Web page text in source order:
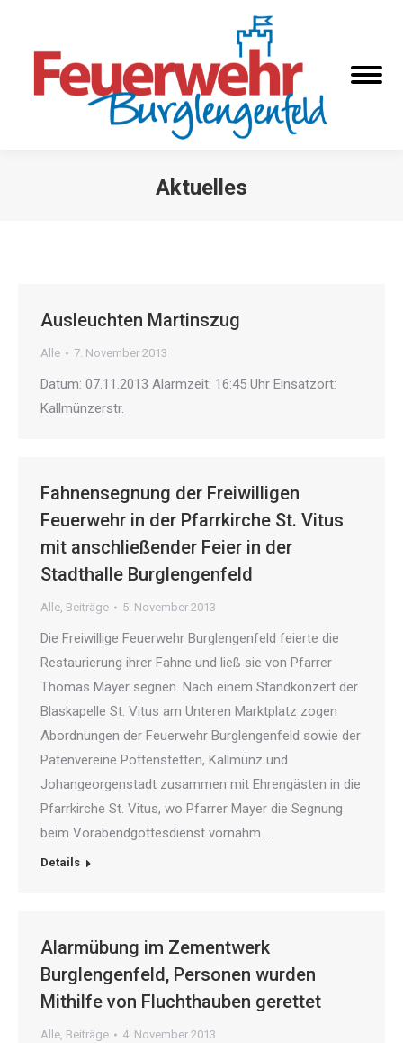
Aktuelles
Ausleuchten Martinszug
Alle 7. November 2013
Datum: 07.11.2013 Alarmzeit: 16:45 Uhr Einsatzort:
Kallmünzerstr.
Fahnensegnung der Freiwilligen
Feuerwehr in der Pfarrkirche St. Vitus
mit anschließender Feier in der
Stadthalle Burglengenfeld
Alle, Beiträge 5. November 2013
Die Freiwillige Feuerwehr Burglengenfeld feierte die
Restaurierung ihrer Fahne und ließ sie von Pfarrer
Thomas Mayer segnen. Nach einem Standkonzert der
Blaskapelle St. Vitus am Unteren Marktplatz zogen
Abordnungen der Feuerwehr Burglengenfeld sowie der
Patenvereine Pottenstetten, Kallmünz und
Johangeorgenstadt zusammen mit Ehrengästen in die
Pfarrkirche St. Vitus, wo Pfarrer Mayer die Segnung
beim Vorabendgottesdienst vornahm.…
Details
Alarmübung im Zementwerk
Burglengenfeld, Personen wurden
Mithilfe von Fluchthauben gerettet
Alle, Beiträge 4. November 2013